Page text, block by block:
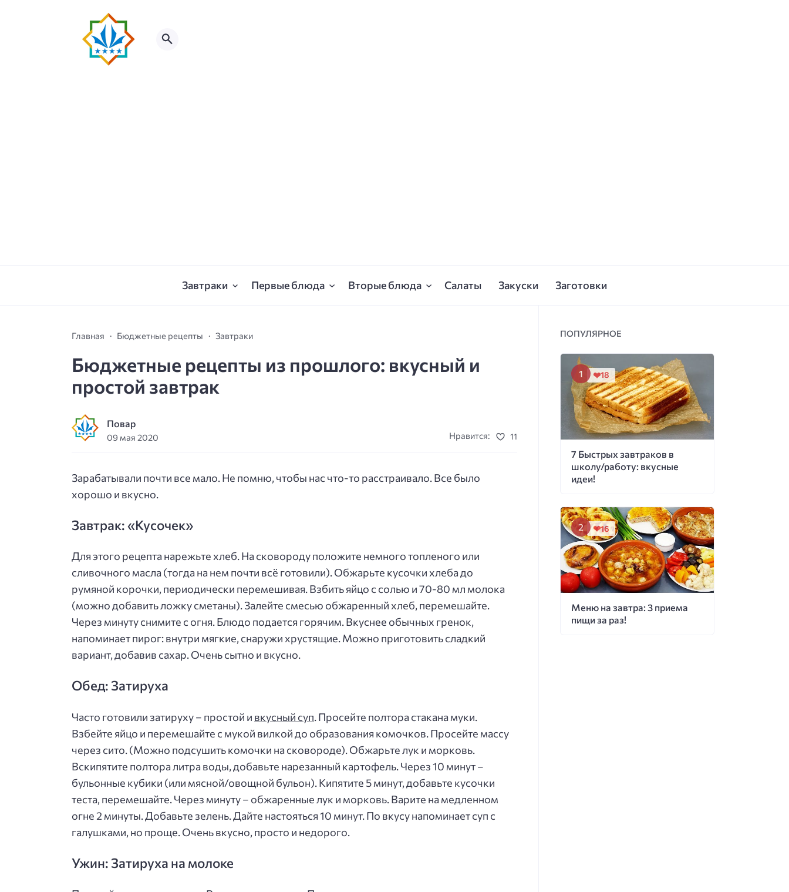
Завтраки Первые блюда Вторые блюда Салаты Закуски Заготовки
Главная Бюджетные рецепты Завтраки
Бюджетные рецепты из прошлого: вкусный и
простой завтрак
Повар
09 мая 2020 Нравится: 11
Зарабатывали почти все мало. Не помню, чтобы нас что-то расстраивало. Все было
хорошо и вкусно.
Завтрак: «Кусочек»
Для этого рецепта нарежьте хлеб. На сковороду положите немного топленого или
сливочного масла (тогда на нем почти всё готовили). Обжарьте кусочки хлеба до
румяной корочки, периодически перемешивая. Взбить яйцо с солью и 70-80 мл молока
(можно добавить ложку сметаны). Залейте смесью обжаренный хлеб, перемешайте.
Через минуту снимите с огня. Блюдо подается горячим. Вкуснее обычных гренок,
напоминает пирог: внутри мягкие, снаружи хрустящие. Можно приготовить сладкий
вариант, добавив сахар. Очень сытно и вкусно.
Обед: Затируха
Часто готовили затируху – простой и вкусный суп. Просейте полтора стакана муки.
Взбейте яйцо и перемешайте с мукой вилкой до образования комочков. Просейте массу
через сито. (Можно подсушить комочки на сковороде). Обжарьте лук и морковь.
Вскипятите полтора литра воды, добавьте нарезанный картофель. Через 10 минут –
бульонные кубики (или мясной/овощной бульон). Кипятите 5 минут, добавьте кусочки
теста, перемешайте. Через минуту – обжаренные лук и морковь. Варите на медленном
огне 2 минуты. Добавьте зелень. Дайте настояться 10 минут. По вкусу напоминает суп с
галушками, но проще. Очень вкусно, просто и недорого.
Ужин: Затируха на молоке
ПОПУЛЯРНОЕ
7 Быстрых завтраков в
школу/работу: вкусные
идеи!
18
Меню на завтра: 3 приема
пищи за раз!
16